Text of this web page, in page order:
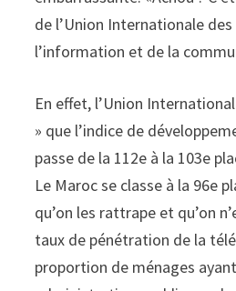
de l’Union Internationale
l’information et de la
En effet, l’Union
» que l’indice de
passe de la 112e à la 103e
Le Maroc se classe à la 96e
qu’on les rattrape et qu’on
taux de pénétration de la
proportion de ménages